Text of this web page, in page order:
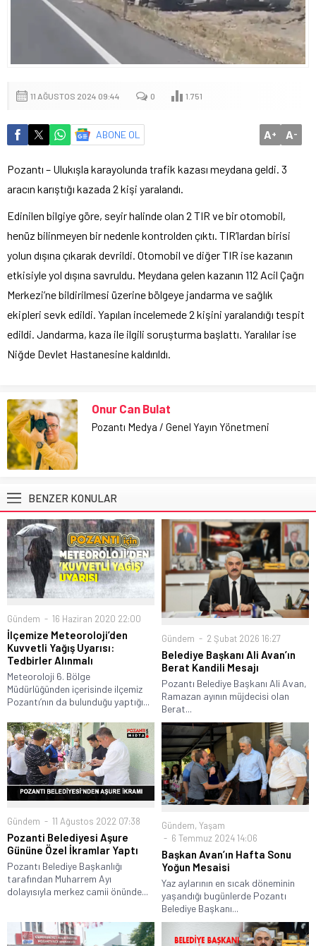
11 AĞUSTOS 2024 09:44 0 1.751
ABONE OL A+ A-
Pozantı – Ulukışla karayolunda trafik kazası meydana geldi. 3
aracın karıştığı kazada 2 kişi yaralandı.
Edinilen bilgiye göre, seyir halinde olan 2 TIR ve bir otomobil,
henüz bilinmeyen bir nedenle kontrolden çıktı. TIR’lardan birisi
yolun dışına çıkarak devrildi. Otomobil ve diğer TIR ise kazanın
etkisiyle yol dışına savruldu. Meydana gelen kazanın 112 Acil Çağrı
Merkezi’ne bildirilmesi üzerine bölgeye jandarma ve sağlık
ekipleri sevk edildi. Yapılan incelemede 2 kişini yaralandığı tespit
edildi. Jandarma, kaza ile ilgili soruşturma başlattı. Yaralılar ise
Niğde Devlet Hastanesine kaldırıldı.
Onur Can Bulat
Pozantı Medya / Genel Yayın Yönetmeni
BENZER KONULAR
Gündem 16 Haziran 2020 22:00
İlçemize Meteoroloji’den
Kuvvetli Yağış Uyarısı:
Tedbirler Alınmalı
Meteoroloji 6. Bölge
Müdürlüğünden içerisinde ilçemiz
Pozantı’nın da bulunduğu yaptığı...
Gündem 2 Şubat 2026 16:27
Belediye Başkanı Ali Avan’ın
Berat Kandili Mesajı
Pozantı Belediye Başkanı Ali Avan,
Ramazan ayının müjdecisi olan
Berat...
Gündem 11 Ağustos 2022 07:38
Pozanti Belediyesi Aşure
Gününe Özel İkramlar Yaptı
Pozantı Belediye Başkanlığı
tarafından Muharrem Ayı
dolayısıyla merkez camii önünde...
Gündem, Yaşam
6 Temmuz 2024 14:06
Başkan Avan’ın Hafta Sonu
Yoğun Mesaisi
Yaz aylarının en sıcak döneminin
yaşandığı bugünlerde Pozantı
Belediye Başkanı...